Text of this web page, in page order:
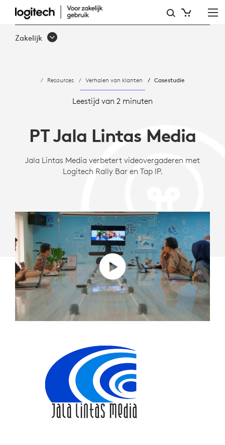
JALA
LINTAS
INTERNATIONALE
VERGADERINGEN
MET
LOGITECH
Zakelijk
Resources Verhalen van klanten Casestudie
Leestijd van 2 minuten
PT Jala Lintas Media
Jala Lintas Media verbetert videovergaderen met
Logitech Rally Bar en Tap IP.